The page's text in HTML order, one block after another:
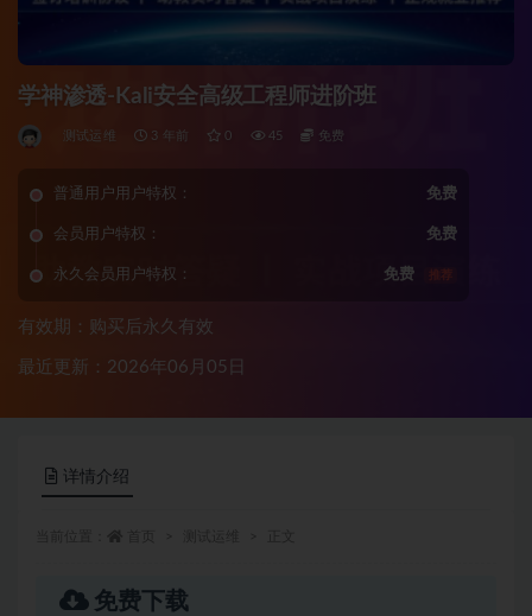
学神渗透-Kali安全高级工程师进阶班
测试运维 3 年前 0 45 免费
普通用户用户特权： 免费
会员用户特权： 免费
永久会员用户特权： 免费 推荐
有效期：购买后永久有效
最近更新：2026年06月05日
详情介绍
免费下载